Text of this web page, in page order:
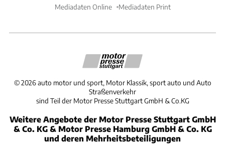
Mediadaten Online Mediadaten Print
©2026 auto motor und sport, Motor Klassik, sport auto und Auto
Straßenverkehr
sind Teil der Motor Presse Stuttgart GmbH & Co.KG
Weitere Angebote der Motor Presse Stuttgart GmbH
& Co. KG & Motor Presse Hamburg GmbH & Co. KG
und deren Mehrheitsbeteiligungen